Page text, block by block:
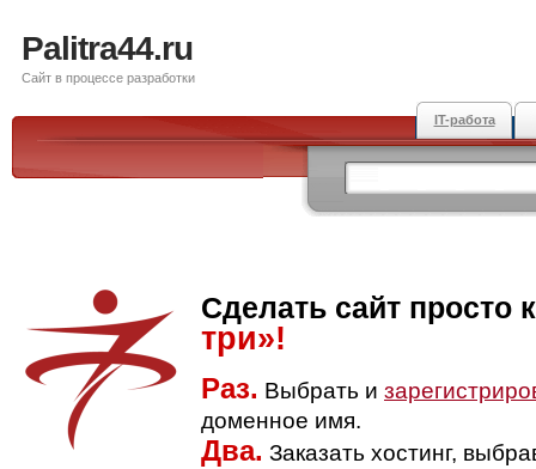
Palitra44.ru
Сайт в процессе разработки
IT-работа
Сделать сайт просто
три»!
Раз. Выбрать и
доменное имя.
Два. Заказать хостинг,